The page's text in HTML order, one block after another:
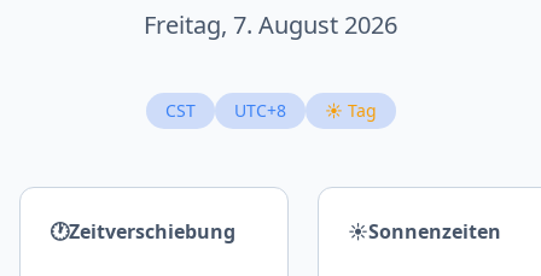
Freitag, 7. August 2026
CST UTC+8 ☀️ Tag
🕐Zeitverschiebung ☀️Sonnenzeiten